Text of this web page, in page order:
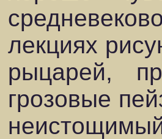
лекциях
рыцарей,
грозовые